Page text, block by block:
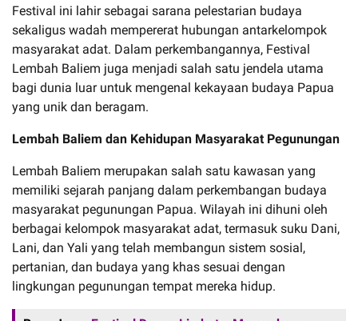
Festival ini lahir sebagai sarana pelestarian budaya
sekaligus wadah mempererat hubungan antarkelompok
masyarakat adat. Dalam perkembangannya, Festival
Lembah Baliem juga menjadi salah satu jendela utama
bagi dunia luar untuk mengenal kekayaan budaya Papua
yang unik dan beragam.
Lembah Baliem dan Kehidupan Masyarakat Pegunungan
Lembah Baliem merupakan salah satu kawasan yang
memiliki sejarah panjang dalam perkembangan budaya
masyarakat pegunungan Papua. Wilayah ini dihuni oleh
berbagai kelompok masyarakat adat, termasuk suku Dani,
Lani, dan Yali yang telah membangun sistem sosial,
pertanian, dan budaya yang khas sesuai dengan
lingkungan pegunungan tempat mereka hidup.